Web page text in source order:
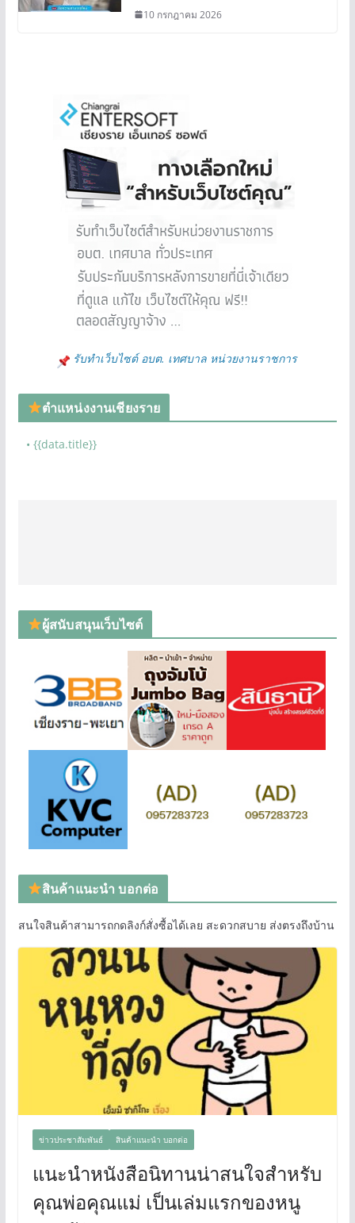
10 กรกฎาคม 2026
รับทำเว็บไซต์ อบต. เทศบาล หน่วยงานราชการ
ตำแหน่งงานเชียงราย
• {{data.title}}
ผู้สนับสนุนเว็บไซต์
สินค้าแนะนำ บอกต่อ
สนใจสินค้าสามารถกดลิงก์สั่งซื้อได้เลย สะดวกสบาย ส่งตรงถึงบ้าน
ข่าวประชาสัมพันธ์ สินค้าแนะนำ บอกต่อ
แนะนำหนังสือนิทานน่าสนใจสำหรับ
คุณพ่อคุณแม่ เป็นเล่มแรกของหนู